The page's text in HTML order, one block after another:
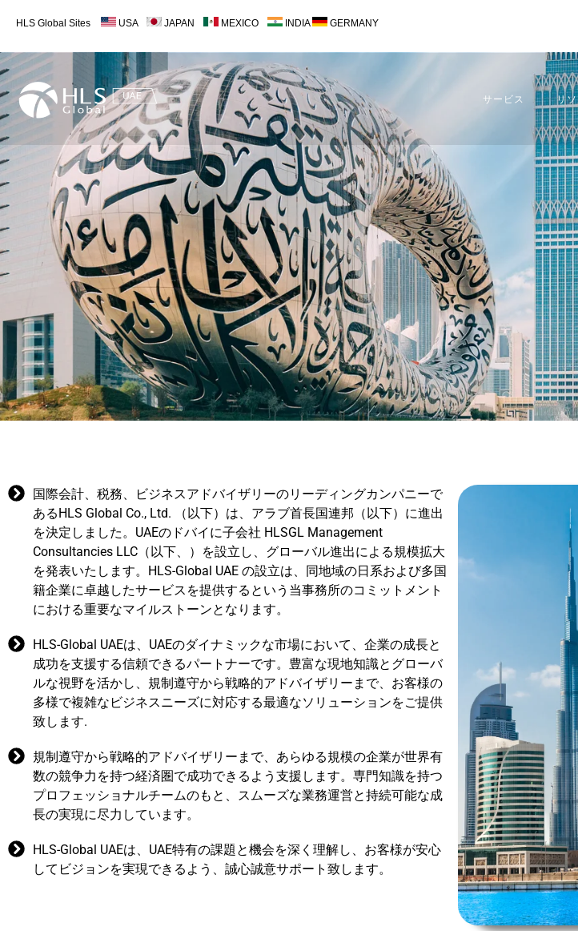
HLS Global Sites USA JAPAN MEXICO INDIA GERMANY
サービス リ
HLS UAE
Content Reuqired
国際会計、税務、ビジネスアドバイザリーのリーディングカンパニーで
あるHLS Global Co., Ltd. （以下）は、アラブ首長国連邦（以下）に進出
を決定しました。UAEのドバイに子会社 HLSGL Management
Consultancies LLC（以下、）を設立し、グローバル進出による規模拡大
を発表いたします。HLS-Global UAE の設立は、同地域の日系および多国
籍企業に卓越したサービスを提供するという当事務所のコミットメント
における重要なマイルストーンとなります。
HLS-Global UAEは、UAEのダイナミックな市場において、企業の成長と
成功を支援する信頼できるパートナーです。豊富な現地知識とグローバ
ルな視野を活かし、規制遵守から戦略的アドバイザリーまで、お客様の
多様で複雑なビジネスニーズに対応する最適なソリューションをご提供
致します.
規制遵守から戦略的アドバイザリーまで、あらゆる規模の企業が世界有
数の競争力を持つ経済圏で成功できるよう支援します。専門知識を持つ
プロフェッショナルチームのもと、スムーズな業務運営と持続可能な成
長の実現に尽力しています。
HLS-Global UAEは、UAE特有の課題と機会を深く理解し、お客様が安心
してビジョンを実現できるよう、誠心誠意サポート致します。